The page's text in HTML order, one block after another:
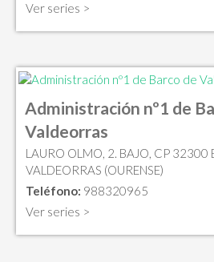
Ver series >
Administración nº1 de
Valdeorras
LAURO OLMO, 2. BAJO, CP 32300
VALDEORRAS (OURENSE)
Teléfono: 988320965
Ver series >